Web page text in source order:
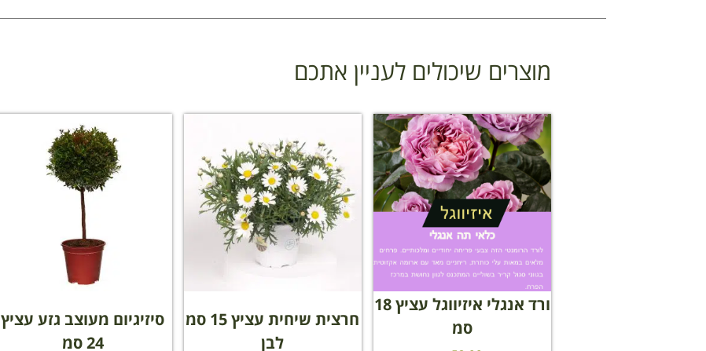
מוצרים שיכולים לעניין אתכם
ורד אנגלי איזיווגל עציץ 18
סמ
חרצית שיחית עציץ 15 סמ
לבן
סיזיגיום מעוצב גזע עציץ
24 סמ